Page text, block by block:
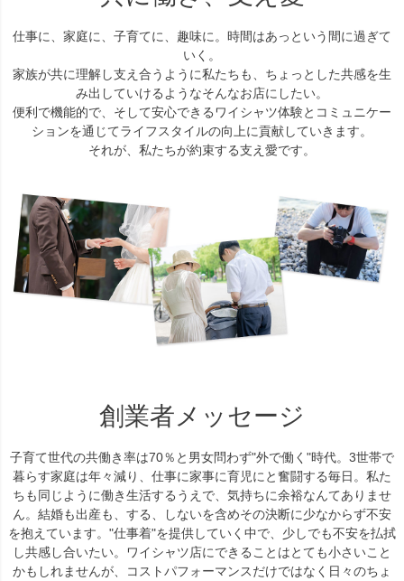
仕事に、家庭に、子育てに、趣味に。時間はあっという間に過ぎて
いく。
家族が共に理解し支え合うように私たちも、ちょっとした共感を生
み出していけるようなそんなお店にしたい。
便利で機能的で、そして安心できるワイシャツ体験とコミュニケー
ションを通じてライフスタイルの向上に貢献していきます。
それが、私たちが約束する支え愛です。
創業者メッセージ
子育て世代の共働き率は70％と男女問わず"外で働く"時代。3世帯で
暮らす家庭は年々減り、仕事に家事に育児にと奮闘する毎日。私た
ちも同じように働き生活するうえで、気持ちに余裕なんてありませ
ん。結婚も出産も、する、しないを含めその決断に少なからず不安
を抱えています。"仕事着"を提供していく中で、少しでも不安を払拭
し共感し合いたい。ワイシャツ店にできることはとても小さいこと
かもしれませんが、コストパフォーマンスだけではなく日々のちょ